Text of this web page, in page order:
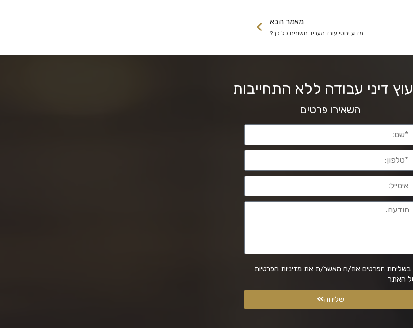
מאמר הבא
מדוע יחסי עובד מעביד חשובים כל כך?
דיני עבודה ללא התחייבות
השאירו פרטים
בשליחת הפרטים את/ה מאשר/ת את מדיניות הפרטיות
האתר
שליחה